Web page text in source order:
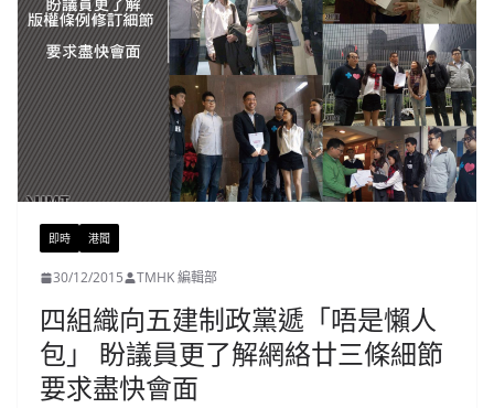
即時 港聞
30/12/2015 TMHK 編輯部
四組織向五建制政黨遞「唔是懶人
包」 盼議員更了解網絡廿三條細節
要求盡快會面